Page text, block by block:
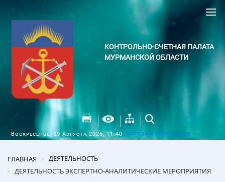
КОНТРОЛЬНО-СЧЕТНАЯ ПАЛАТА
МУРМАНСКОЙ ОБЛАСТИ
Воскресенье, 09 Августа 2026, 11:40 Погода в Мурманске
ГЛАВНАЯ
ДЕЯТЕЛЬНОСТЬ
ДЕЯТЕЛЬНОСТЬ ЭКСПЕРТНО-АНАЛИТИЧЕСКИЕ МЕРОПРИЯТИЯ